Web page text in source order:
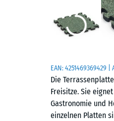
EAN:4251469369429 |
Die
Freisitze. Sie
Gastronomie und
einzelnen Platten